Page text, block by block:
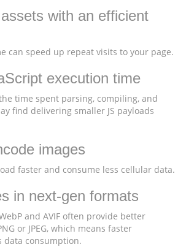
with an efficient
can speed up repeat visits to your page.
execution time
time spent parsing, compiling, and
find delivering smaller JS payloads
images
faster and consume less cellular data.
in next-gen formats
and AVIF often provide better
or JPEG, which means faster
data consumption.